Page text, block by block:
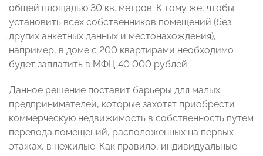
общей площадью 30 кв. метров. К тому же, чтобы
установить всех собственников помещений (без
других анкетных данных и местонахождения),
например, в доме с 200 квартирами необходимо
будет заплатить в МФЦ 40 000 рублей.
Данное решение поставит барьеры для малых
предпринимателей, которые захотят приобрести
коммерческую недвижимость в собственность путем
перевода помещений, расположенных на первых
этажах, в нежилые. Как правило, индивидуальные